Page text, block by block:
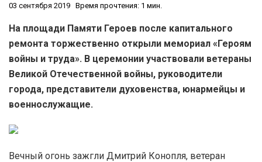
03 сентября 2019 Время прочтения: 1 мин.
На площади Памяти Героев после капитального
ремонта торжественно открыли мемориал «Героям
войны и труда». В церемонии участвовали ветераны
Великой Отечественной войны, руководители
города, представители духовенства, юнармейцы и
военнослужащие.
Вечный огонь зажгли Дмитрий Конопля, ветеран